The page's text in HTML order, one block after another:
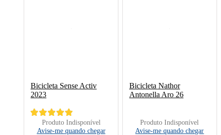
Bicicleta Sense Activ
2023
Produto Indisponível
Avise-me quando chegar
Bicicleta Nathor
Antonella Aro 26
Produto Indisponível
Avise-me quando chegar